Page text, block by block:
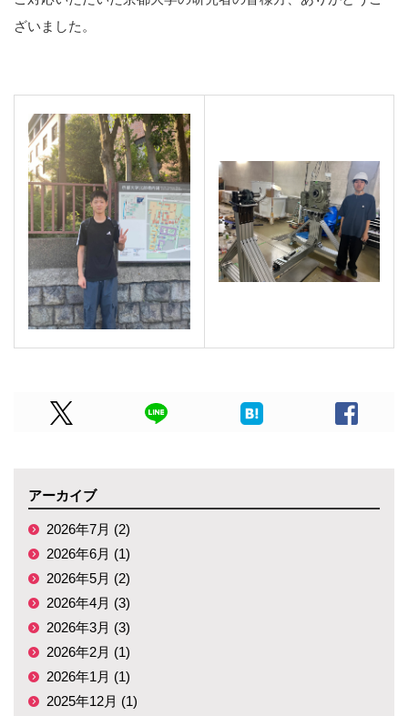
ざいました。
アーカイブ
2026年7月 (2)
2026年6月 (1)
2026年5月 (2)
2026年4月 (3)
2026年3月 (3)
2026年2月 (1)
2026年1月 (1)
2025年12月 (1)